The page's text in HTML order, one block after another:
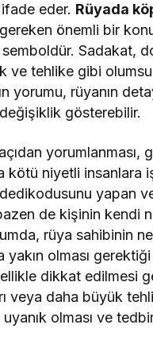
eder. Rüyada
önemli bir
Sadakat,
ve tehlike gibi
yorumu, rüyanın
gösterebilir.
kötü niyetli insanlara
yapan
de kişinin kendi
rüya sahibinin
yakın olması
dikkat edilmesi
veya daha büyük
olması ve